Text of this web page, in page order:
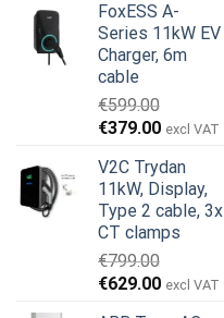
FoxESS A-
Series 11kW EV
Charger, 6m
cable
€599.00
Den
pris
var:
€599.00.
€379.00Den
pris
er:
€379.00.
excl VAT
V2C Trydan
11kW, Display,
Type 2 cable, 3x
CT clamps
€799.00
Den
€629.00Den
excl VAT